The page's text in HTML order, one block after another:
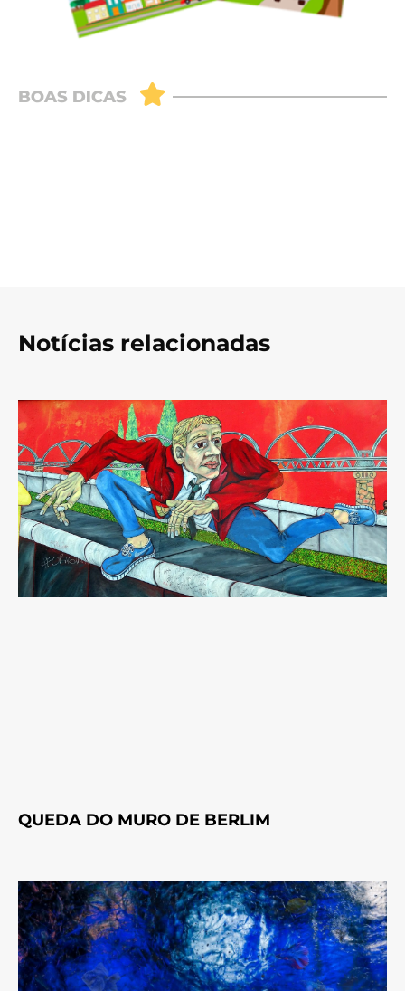
Notícias relacionadas
QUEDA DO MURO DE BERLIM